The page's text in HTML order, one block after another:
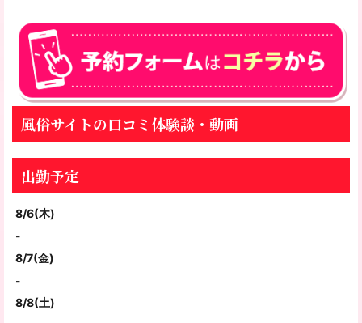
風俗サイトの口コミ体験談・動画
出勤予定
8/6(木)
-
8/7(金)
-
8/8(土)